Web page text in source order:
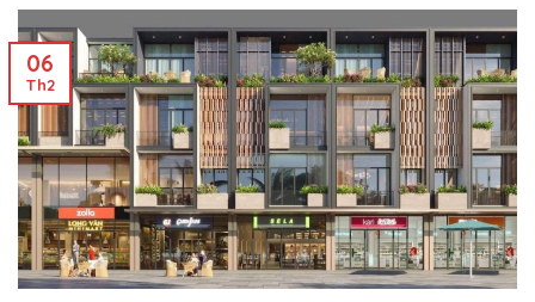
06
Th2